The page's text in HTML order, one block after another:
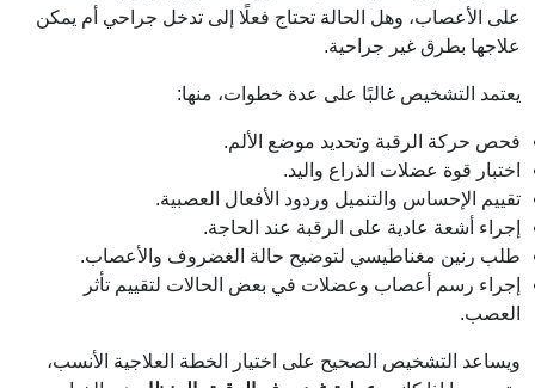
على الأعصاب، وهل الحالة تحتاج فعلًا إلى تدخل جراحي أم يمكن
علاجها بطرق غير جراحية.
يعتمد التشخيص غالبًا على عدة خطوات، منها:
فحص حركة الرقبة وتحديد موضع الألم.
اختبار قوة عضلات الذراع واليد.
تقييم الإحساس والتنميل وردود الأفعال العصبية.
إجراء أشعة عادية على الرقبة عند الحاجة.
طلب رنين مغناطيسي لتوضيح حالة الغضروف والأعصاب.
إجراء رسم أعصاب وعضلات في بعض الحالات لتقييم تأثر
العصب.
ويساعد التشخيص الصحيح على اختيار الخطة العلاجية الأنسب،